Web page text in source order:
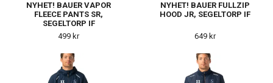
NYHET! BAUER VAPOR
FLEECE PANTS SR,
SEGELTORP IF
499 kr
NYHET! BAUER FULLZIP
HOOD JR, SEGELTORP IF
649 kr